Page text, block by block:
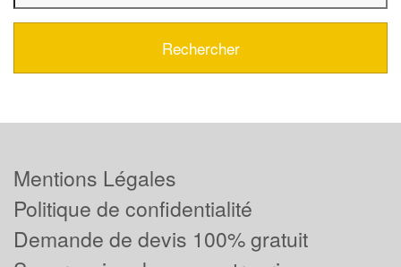
Mentions Légales
Politique de confidentialité
Demande de devis 100% gratuit